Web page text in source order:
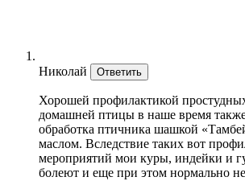
Николай Ответить
Хорошей профилактикой
домашней птицы в наше время
обработка птичника шашкой
маслом. Вследствие таких вот
мероприятий мои куры, индейки и
болеют и еще при этом нормально